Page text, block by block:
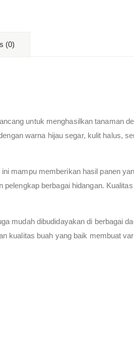
(0)
untuk menghasilkan tanaman
warna hijau segar, kulit halus,
mampu memberikan hasil panen
berbagai hidangan.
mudah dibudidayakan di berbagai
kualitas buah yang baik membuat